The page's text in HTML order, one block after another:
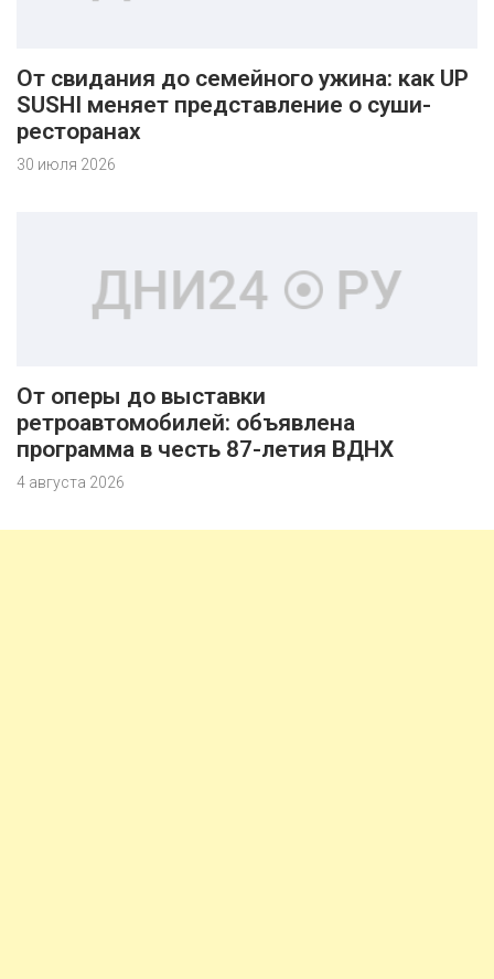
От свидания до семейного ужина: как UP
SUSHI меняет представление о суши-
ресторанах
30 июля 2026
От оперы до выставки
ретроавтомобилей: объявлена
программа в честь 87-летия ВДНХ
4 августа 2026